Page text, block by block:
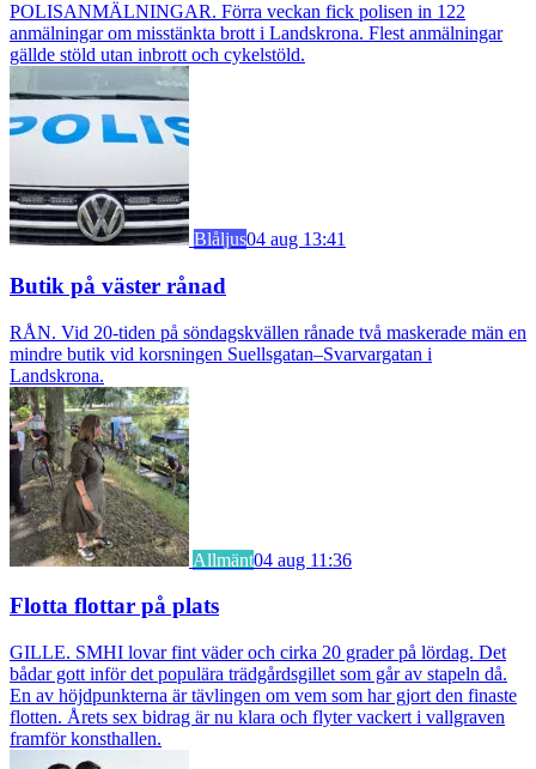
POLISANMÄLNINGAR. Förra veckan fick polisen in 122
anmälningar om misstänkta brott i Landskrona. Flest anmälningar
gällde stöld utan inbrott och cykelstöld.
Blåljus04 aug 13:41
Butik på väster rånad
RÅN. Vid 20-tiden på söndagskvällen rånade två maskerade män en
mindre butik vid korsningen Suellsgatan–Svarvargatan i
Landskrona.
Allmänt04 aug 11:36
Flotta flottar på plats
GILLE. SMHI lovar fint väder och cirka 20 grader på lördag. Det
bådar gott inför det populära trädgårdsgillet som går av stapeln då.
En av höjdpunkterna är tävlingen om vem som har gjort den finaste
flotten. Årets sex bidrag är nu klara och flyter vackert i vallgraven
framför konsthallen.